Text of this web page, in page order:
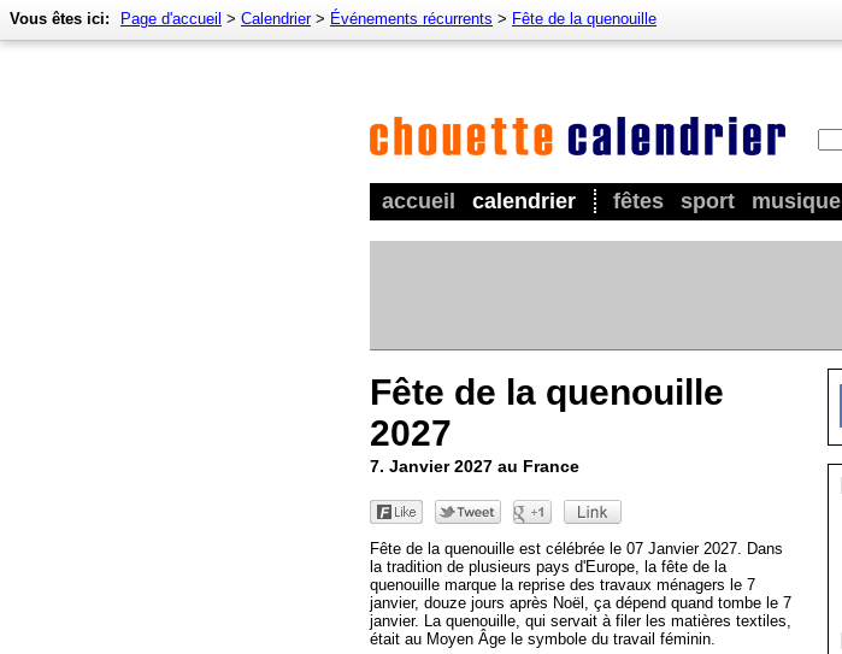
accueil calendrier fêtes sport musique
Vous êtes ici: Page d'accueil > Calendrier> Événements récurrents > Fête de la quenouille
Fête de la quenouille
2027
7. Janvier 2027 au France
Fête de la quenouille est célébrée le 07 Janvier 2027. Dans
la tradition de plusieurs pays d'Europe, la fête de la
quenouille marque la reprise des travaux ménagers le 7
janvier, douze jours après Noël, ça dépend quand tombe le 7
janvier. La quenouille, qui servait à filer les matières textiles,
était au Moyen Âge le symbole du travail féminin.